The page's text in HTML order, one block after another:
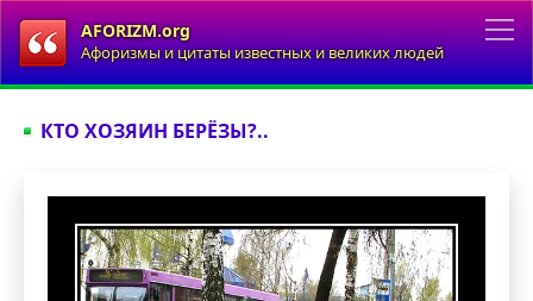
AFORIZM.org
Афоризмы и цитаты известных и великих людей
КТО ХОЗЯИН БЕРЁЗЫ?..